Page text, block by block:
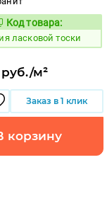
1005356
Код товара:
ласковой тоски
руб./м²
Заказ в 1 клик
корзину